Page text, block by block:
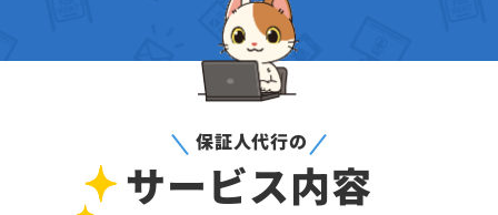
保証人代行の
サービス内容